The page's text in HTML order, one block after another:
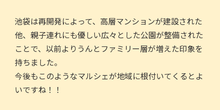
池袋は再開発によって、高層マンションが建設された
他、親子連れにも優しい広々とした公園が整備された
ことで、以前よりうんとファミリー層が増えた印象を
持ちました。
今後もこのようなマルシェが地域に根付いてくるとよ
いですね！！